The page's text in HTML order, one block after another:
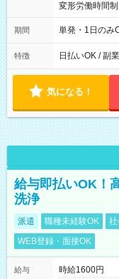
変形労働時間制 想定
19：00
期間 単発・1日のみ
特徴 日払いOK / 副
気になる！
給与即払いOK！
洗浄
派遣 職種未経験OK
WEB登録・面接OK
給与
時給1600円